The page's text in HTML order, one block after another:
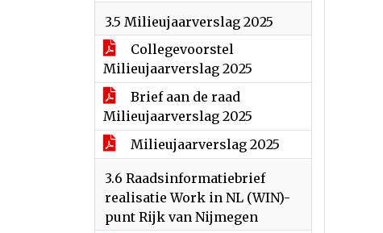
3.5 Milieujaarverslag 2025
Collegevoorstel
Milieujaarverslag 2025
Brief aan de raad
Milieujaarverslag 2025
Milieujaarverslag 2025
3.6 Raadsinformatiebrief
realisatie Work in NL (WIN)-
punt Rijk van Nijmegen